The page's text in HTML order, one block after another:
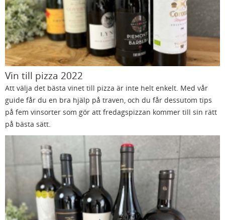
Vin till pizza 2022
Att välja det bästa vinet till pizza är inte helt enkelt. Med vår
guide får du en bra hjälp på traven, och du får dessutom tips
på fem vinsorter som gör att fredagspizzan kommer till sin rätt
på bästa sätt.